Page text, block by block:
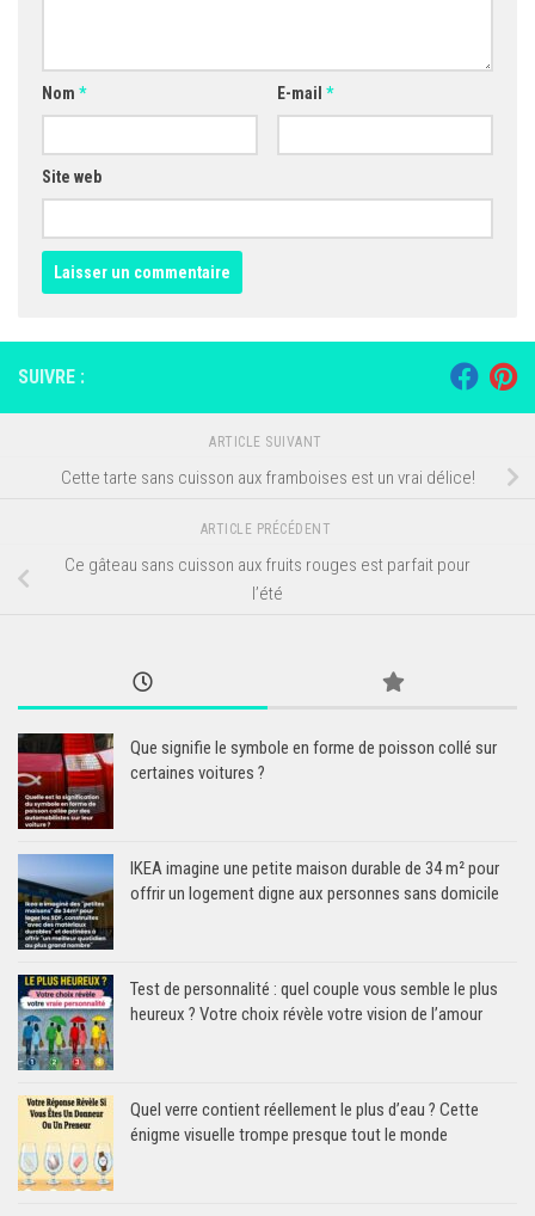
Nom * E-mail *
Site web
SUIVRE :
ARTICLE SUIVANT
Cette tarte sans cuisson aux framboises est un vrai délice!
ARTICLE PRÉCÉDENT
Ce gâteau sans cuisson aux fruits rouges est parfait pour
l’été
Que signifie le symbole en forme de poisson collé sur
certaines voitures ?
IKEA imagine une petite maison durable de 34 m² pour
offrir un logement digne aux personnes sans domicile
Test de personnalité : quel couple vous semble le plus
heureux ? Votre choix révèle votre vision de l’amour
Quel verre contient réellement le plus d’eau ? Cette
énigme visuelle trompe presque tout le monde